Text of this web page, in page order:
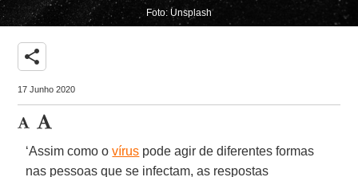
Foto: Unsplash
share
17 Junho 2020
‘Assim como ovírus pode agir de diferentes formas
nas pessoas que se infectam, as respostas